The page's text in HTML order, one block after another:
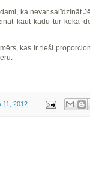
ka nevar salīdzināt
kaut kādu tur koka
kas ir tieši
11, 2012